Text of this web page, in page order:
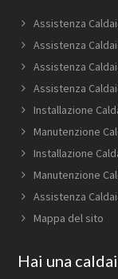
Assistenza
Assistenza
Assistenza
Assistenza
Installazione
Manutenzione
Installazione
Manutenzione
Assistenza
Mappa del sito
Hai una